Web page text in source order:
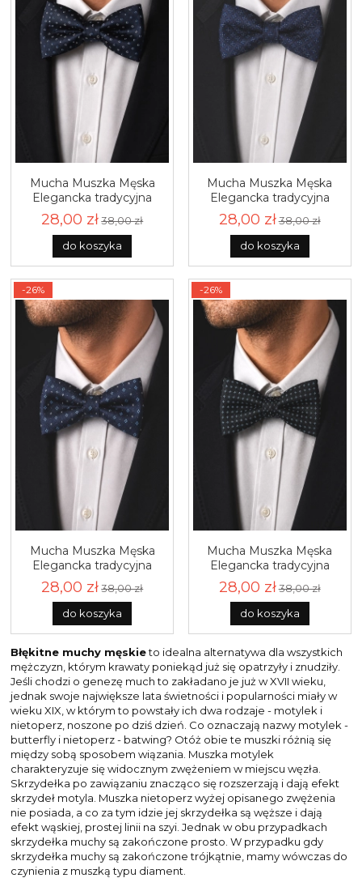
Mucha Muszka Męska
Elegancka tradycyjna
granatowa w kropki
gotowa M450
28,00 zł 38,00 zł
do koszyka
Mucha Muszka Męska
Elegancka tradycyjna
granatowa we wzorki
gotowa M449
28,00 zł38,00 zł
do koszyka
Mucha Muszka Męska
Elegancka tradycyjna
granatowa we wzorki
gotowa M443
28,00 zł 38,00 zł
do koszyka
-26%
Mucha Muszka Męska
Elegancka tradycyjna
czarna we wzorki gotowa
M442
28,00 zł38,00 zł
do koszyka
-26%
Błękitne muchy męskieto idealna alternatywa dla wszystkich
mężczyzn, którym krawaty poniekąd już się opatrzyły i znudziły.
Jeśli chodzi o genezę much to zakładano je już w XVII wieku,
jednak swoje największe lata świetności i popularności miały w
wieku XIX, w którym to powstały ich dwa rodzaje - motylek i
nietoperz, noszone po dziś dzień. Co oznaczają nazwy motylek -
butterfly i nietoperz - batwing? Otóż obie te muszki różnią się
między sobą sposobem wiązania. Muszka motylek
charakteryzuje się widocznym zwężeniem w miejscu węzła.
Skrzydełka po zawiązaniu znacząco się rozszerzają i dają efekt
skrzydeł motyla. Muszka nietoperz wyżej opisanego zwężenia
nie posiada, a co za tym idzie jej skrzydełka są węższe i dają
efekt wąskiej, prostej linii na szyi. Jednak w obu przypadkach
skrzydełka muchy są zakończone prosto. W przypadku gdy
skrzydełka muchy są zakończone trójkątnie, mamy wówczas do
czynienia z muszką typu diament.